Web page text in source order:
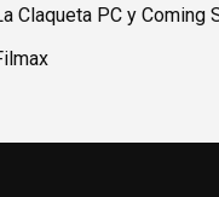
Claqueta PC y Coming